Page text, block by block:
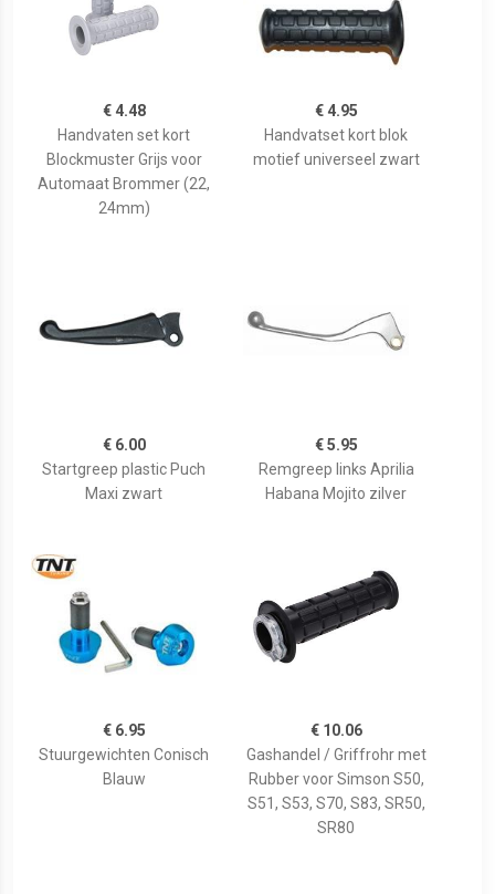
€ 4.48
Handvaten set kort
Blockmuster Grijs voor
Automaat Brommer (22,
24mm)
€ 4.95
Handvatset kort blok
motief universeel zwart
€ 6.00
Startgreep plastic Puch
Maxi zwart
€ 5.95
Remgreep links Aprilia
Habana Mojito zilver
€ 6.95
Stuurgewichten Conisch
Blauw
€ 10.06
Gashandel / Griffrohr met
Rubber voor Simson S50,
S51, S53, S70, S83, SR50,
SR80